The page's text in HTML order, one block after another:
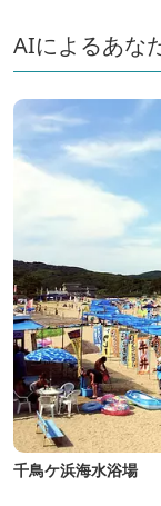
AIによるあな
千鳥ケ浜海水浴場